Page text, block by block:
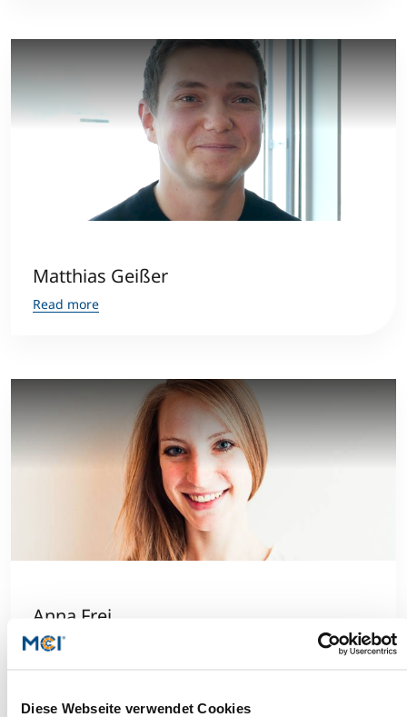
Diese Webseite verwendet Cookies
Matthias Geißer
Read more
Anna Frei
Read more